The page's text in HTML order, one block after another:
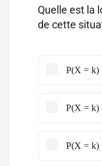
Quelle est la
de cette
P(X = k)
P(X = k)
P(X = k)